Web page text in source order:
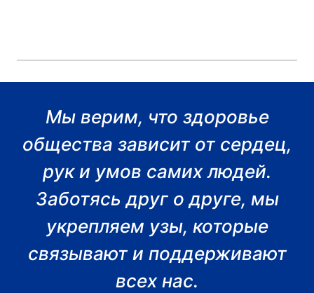
Мы верим, что здоровье
общества зависит от сердец,
рук и умов самих людей.
Заботясь друг о друге, мы
укрепляем узы, которые
связывают и поддерживают
всех нас.